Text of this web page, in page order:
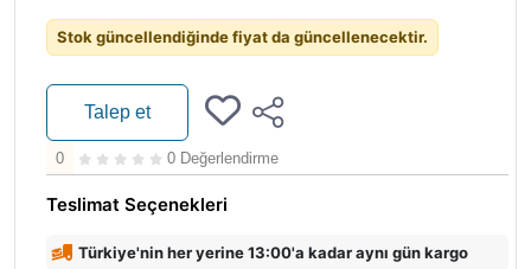
Stok güncellendiğinde fiyat da güncellenecektir.
Talep et
0 0 Değerlendirme
Teslimat Seçenekleri
Türkiye'nin her yerine 13:00'a kadar aynı gün kargo